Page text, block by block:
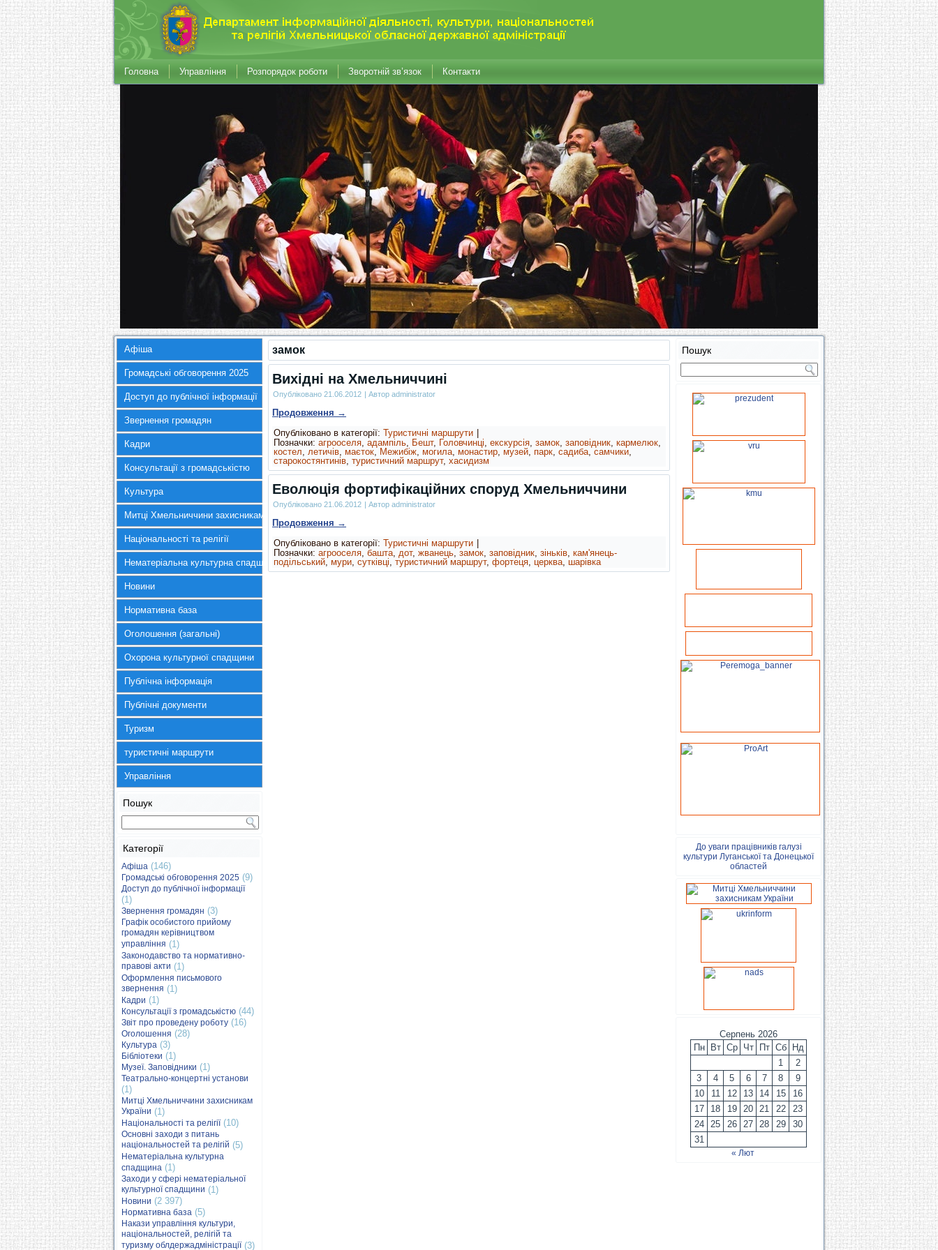
Головна Управління Розпорядок роботи Зворотній зв’язок Контакти
Афіша
Громадські обговорення 2025
Доступ до публічної інформації
Звернення громадян
Кадри
Консультації з громадськістю
Культура
Митці Хмельниччини захисникам України
Національності та релігії
Нематеріальна культурна спадщина
Новини
Нормативна база
Оголошення (загальні)
Охорона культурної спадщини
Публічна інформація
Публічні документи
Туризм
туристичні маршрути
Управління
Пошук
Категорії
Афіша (146)
Громадські обговорення 2025 (9)
Доступ до публічної інформації
(1)
Звернення громадян (3)
Графік особистого прийому
громадян керівництвом
управління (1)
Законодавство та нормативно-
правові акти (1)
Оформлення письмового
звернення (1)
Кадри (1)
Консультації з громадськістю (44)
Звіт про проведену роботу (16)
Оголошення (28)
Культура (3)
Бібліотеки (1)
Музеї. Заповідники (1)
Театрально-концертні установи
(1)
Митці Хмельниччини захисникам
України (1)
Національності та релігії(10)
Основні заходи з питань
національностей та релігій (5)
Нематеріальна культурна
спадщина (1)
Заходи у сфері нематеріальної
культурної спадщини (1)
Новини (2 397)
Нормативна база (5)
Накази управління культури,
національностей, релігій та
туризму облдержадміністрації(3)
замок
Вихідні на Хмельниччині
Опубліковано 21.06.2012 | Автор administrator
Продовження →
Опубліковано в категорії: Туристичні маршрути
Позначки: агрооселя, адампіль, Бешт, Головчинці, екскурсія, замок, заповідник, кармелюк,
костел, летичів, маєток, Межибіж, могила, монастир, музей, парк, садиба, самчики,
старокостянтинів, туристичний маршрут, хасидизм
Еволюція фортифікаційних споруд Хмельниччини
Опубліковано 21.06.2012 | Автор administrator
Продовження →
Опубліковано в категорії: Туристичні маршрути
Позначки: агрооселя, башта, дот, жванець, замок, заповідник, зіньків, кам'янець-
подільський, мури, сутківці, туристичний маршрут, фортеця, церква, шарівка
Пошук
До уваги працівників галузі
культури Луганської та Донецької
областей
Серпень 2026
Пн
Вт Ср Чт Пт Сб
Нд
1
2
3
4 5 6 7 8
9
10
11 12 13 14 15
16
17
18 19 20 21 22
23
24
25 26 27 28 29
30
31
« Лют